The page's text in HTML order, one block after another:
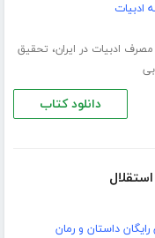
ادبیات
مصرف ادبیات در ایران، تحقیق
دانلود کتاب
داستان و رمان